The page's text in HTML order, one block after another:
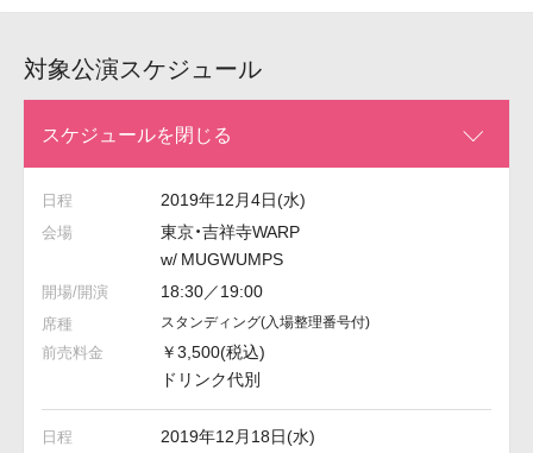
対象公演スケジュール
スケジュールを閉じる
2019年12月4日(水)
東京・吉祥寺WARP
w/ MUGWUMPS
18:30／19:00
スタンディング(入場整理番号付)
￥3,500(税込)
ドリンク代別
2019年12月18日(水)